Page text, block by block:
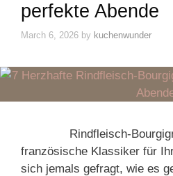
perfekte Abende
March 6, 2026 by kuchenwunder
Rindfleisch-
französische Klassiker für
sich jemals gefragt, wie es